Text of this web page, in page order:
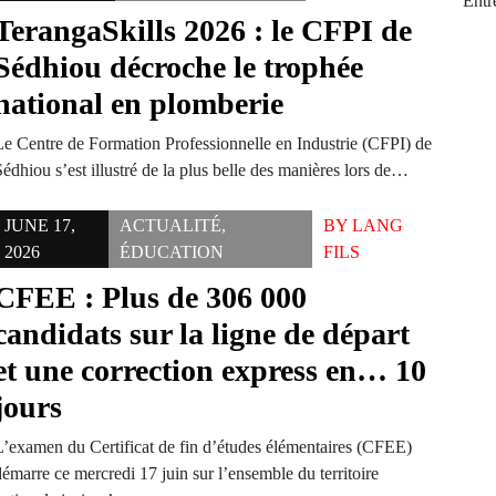
2026 : le CFPI de
décroche le trophée
en plomberie
Centre de Formation Professionnelle en Industrie (CFPI) de
s’est illustré de la plus belle des manières lors de…
JUNE 17,
2026
ACTUALITÉ,
ÉDUCATION
BY LANG
FILS
: Plus de 306 000
sur la ligne de départ
une correction express en… 10
du Certificat de fin d’études élémentaires (CFEE)
ce mercredi 17 juin sur l’ensemble du territoire